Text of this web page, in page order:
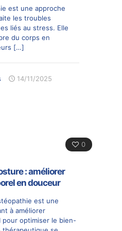
est une approche
les troubles
liés au stress. Elle
du corps en
[…]
14/11/2025
0
: améliorer
en douceur
est une
à améliorer
pour optimiser le bien-